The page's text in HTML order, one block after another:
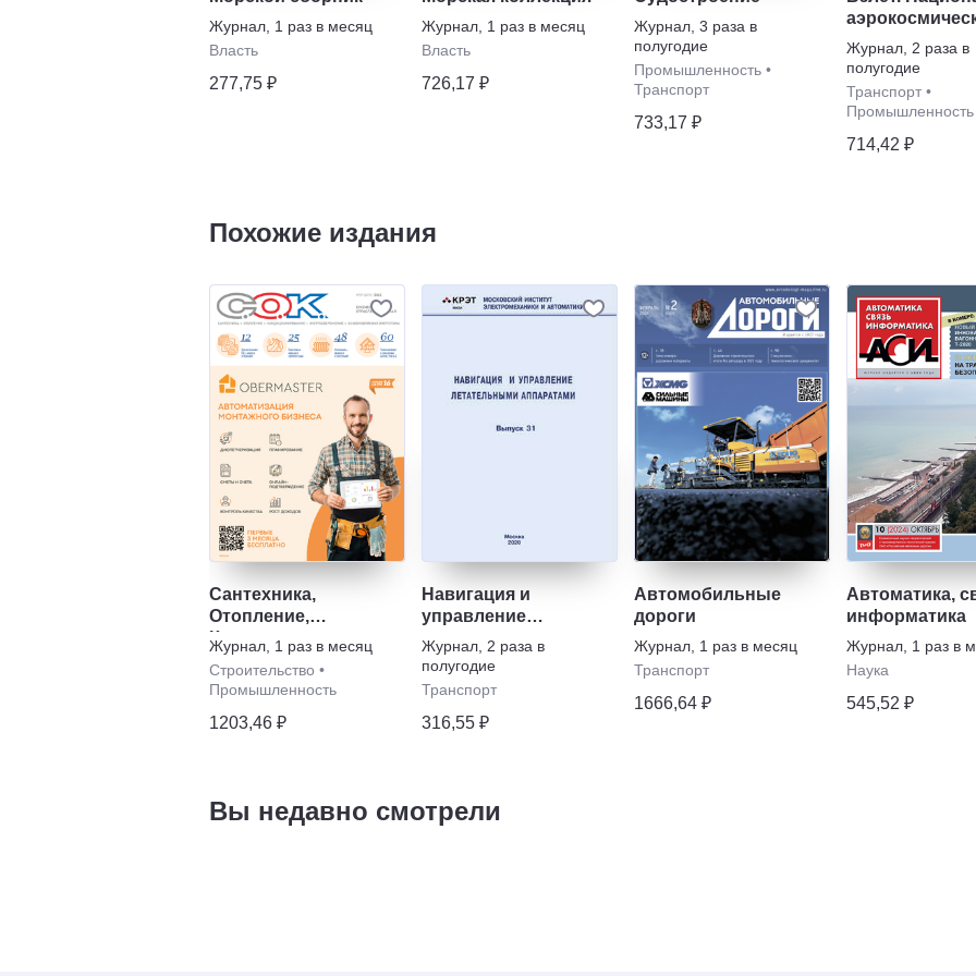
Журнал 1 раз в месяц
Власть
277,75 ₽
Журнал 1 раз в месяц
Власть
726,17 ₽
Журнал 3 раза в
полугодие
Промышленность •
Транспорт
733,17 ₽
журнал
Журнал 2 раза в
полугодие
Транспорт •
Промышленность
714,42 ₽
Похожие издания
Сантехника,
Отопление,
Кондиционирование
Журнал 1 раз в месяц
Строительство •
Промышленность
1203,46 ₽
Навигация и
управление
летательными
аппаратами
Журнал 2 раза в
полугодие
Транспорт
316,55 ₽
Автомобильные
дороги
Журнал 1 раз в месяц
Транспорт
1666,64 ₽
Автоматика,
информатика
Журнал 1 раз в
Наука
545,52 ₽
Вы недавно смотрели